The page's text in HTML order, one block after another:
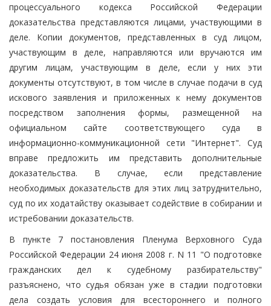
процессуального кодекса Российской Федерации
доказательства представляются лицами, участвующими в
деле. Копии документов, представленных в суд лицом,
участвующим в деле, направляются или вручаются им
другим лицам, участвующим в деле, если у них эти
документы отсутствуют, в том числе в случае подачи в суд
искового заявления и приложенных к нему документов
посредством заполнения формы, размещенной на
официальном сайте соответствующего суда в
информационно-коммуникационной сети "Интернет". Суд
вправе предложить им представить дополнительные
доказательства. В случае, если представление
необходимых доказательств для этих лиц затруднительно,
суд по их ходатайству оказывает содействие в собирании и
истребовании доказательств.
В пункте 7 постановления Пленума Верховного Суда
Российской Федерации 24 июня 2008 г. N 11 "О подготовке
гражданских дел к судебному разбирательству"
разъяснено, что судья обязан уже в стадии подготовки
дела создать условия для всестороннего и полного